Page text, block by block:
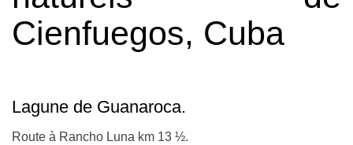
Cienfuegos, Cuba
Lagune de Guanaroca.
Route à Rancho Luna km 13 ½.